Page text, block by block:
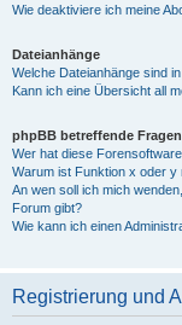
Wie deaktiviere ich meine
Dateianhänge
Welche Dateianhänge sind
Kann ich eine Übersicht all
phpBB betreffende Fragen
Wer hat diese
Warum ist Funktion x oder y
An wen soll ich mich
Forum gibt?
Wie kann ich einen
Registrierung und